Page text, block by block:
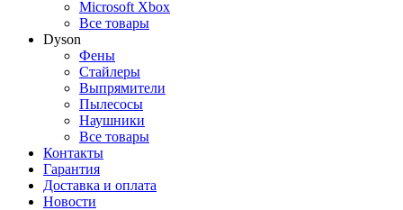
Microsoft Xbox
Все товары
Dyson
Фены
Стайлеры
Выпрямители
Пылесосы
Наушники
Все товары
Контакты
Гарантия
Доставка и оплата
Новости